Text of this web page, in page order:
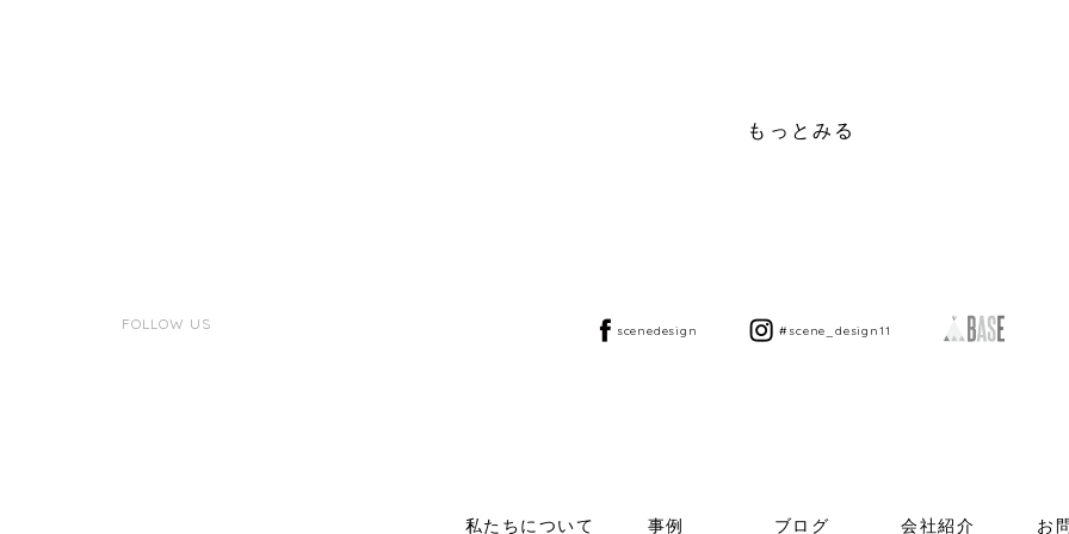
もっとみる
FOLLOW US scenedesign #scene_design11
私たちについて 事例 ブログ 会社紹介 お